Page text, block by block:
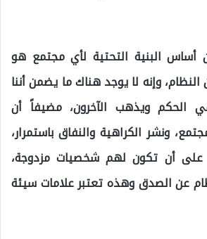
أساس البنية التحتية لأي مجتمع هو
وإنه لا يوجد هناك ما يضمن أننا
ويذهب الآخرون، مضيفاً أن
ونشر الكراهية والنفاق باستمرار،
على أن تكون لهم شخصيات مزدوجة،
عن الصدق وهذه تعتبر علامات سيئة